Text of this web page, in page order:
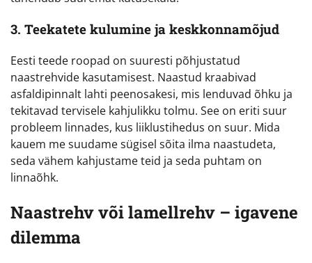
3. Teekatete kulumine ja keskkonnamõjud
Eesti teede roopad on suuresti põhjustatud
naastrehvide kasutamisest. Naastud kraabivad
asfaldipinnalt lahti peenosakesi, mis lenduvad õhku ja
tekitavad tervisele kahjulikku tolmu. See on eriti suur
probleem linnades, kus liiklustihedus on suur. Mida
kauem me suudame sügisel sõita ilma naastudeta,
seda vähem kahjustame teid ja seda puhtam on
linnaõhk.
Naastrehv või lamellrehv – igavene
dilemma